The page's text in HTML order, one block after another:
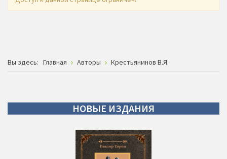
Вы здесь: Главная Авторы Крестьянинов В.Я.
НОВЫЕ ИЗДАНИЯ